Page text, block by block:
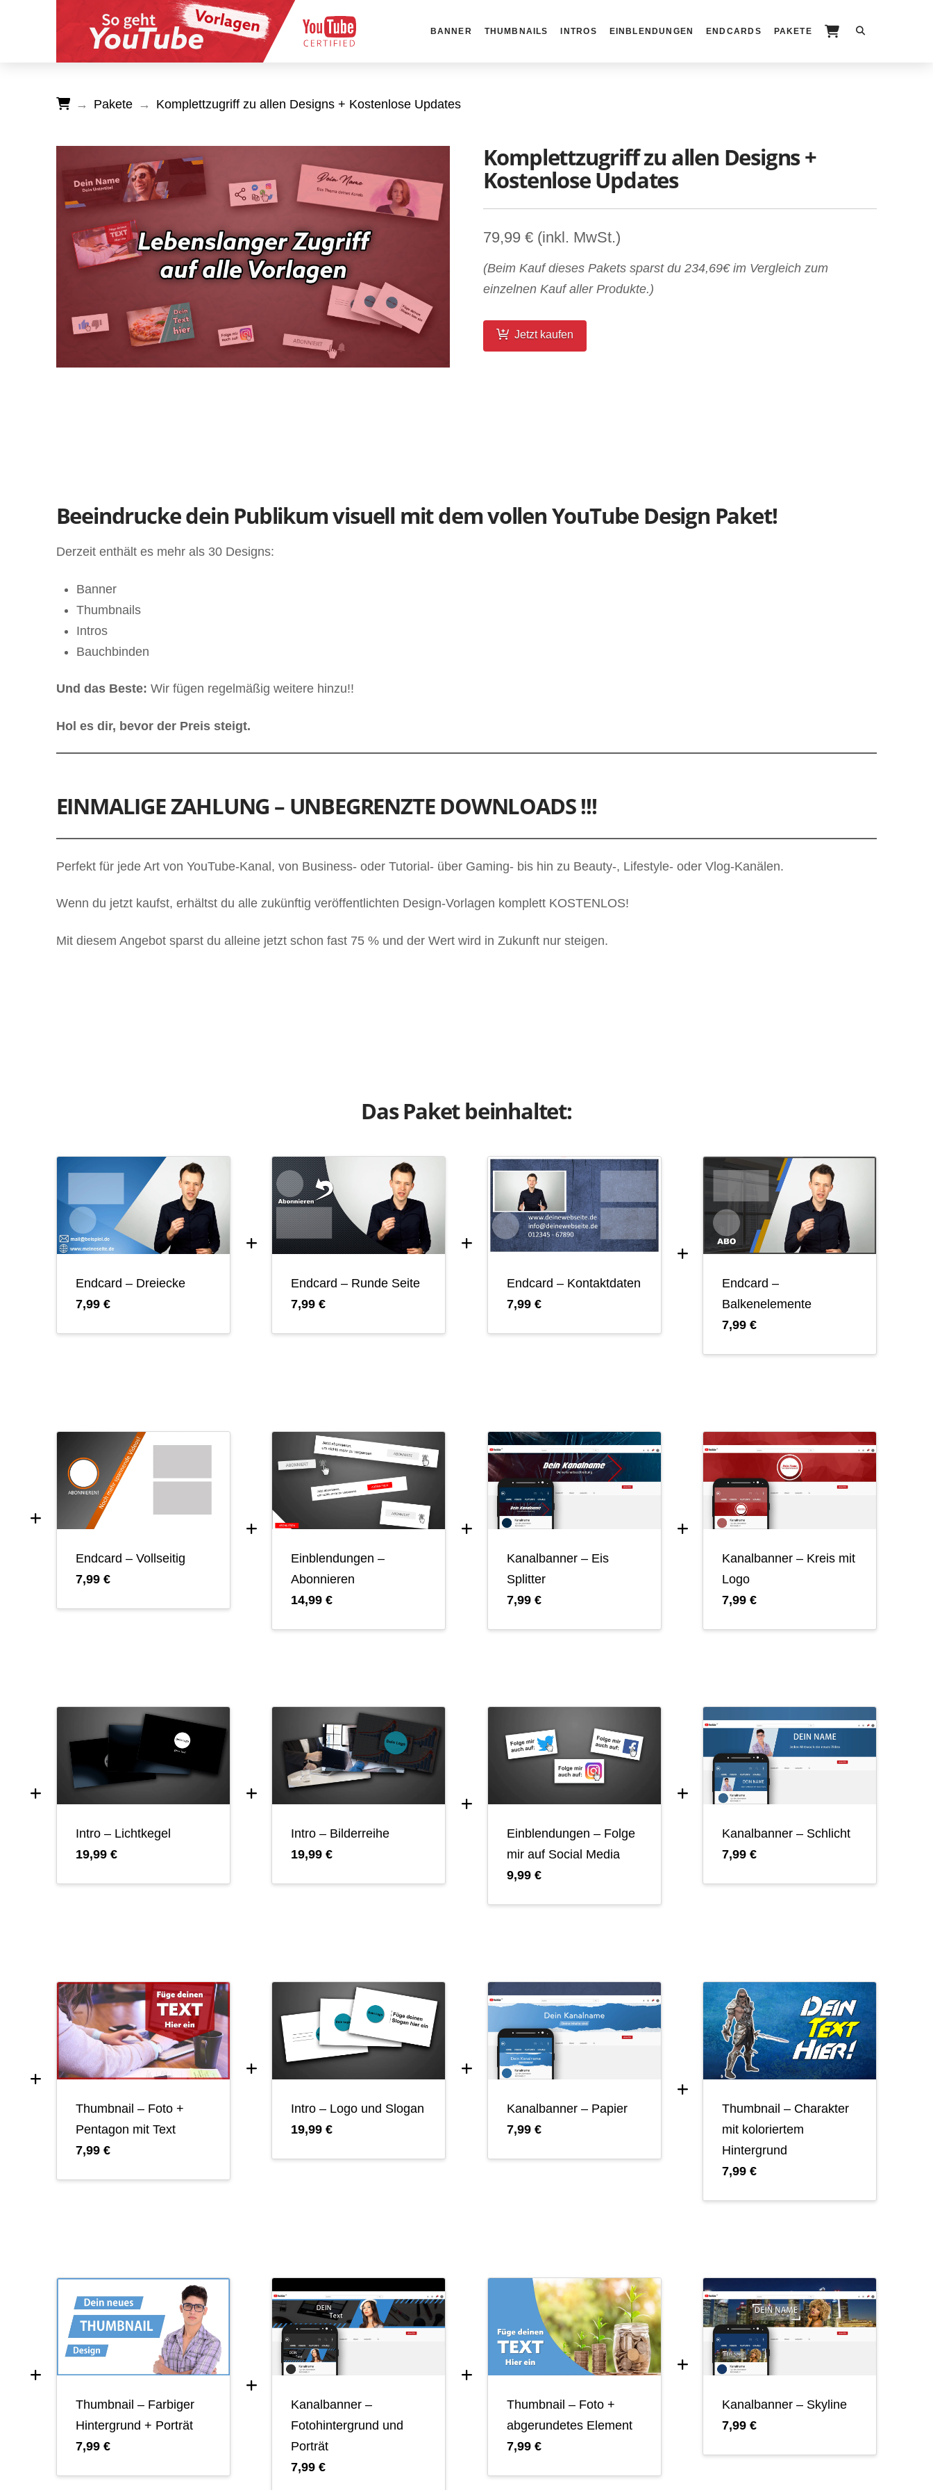
BANNER THUMBNAILS INTROS EINBLENDUNGEN ENDCARDS PAKETE
→ Pakete → Komplettzugriff zu allen Designs + Kostenlose Updates
Komplettzugriff zu allen Designs +
Kostenlose Updates
79,99 € (inkl. MwSt.)
(Beim Kauf dieses Pakets sparst du 234,69€ im Vergleich zum
einzelnen Kauf aller Produkte.)
Jetzt kaufen
Beeindrucke dein Publikum visuell mit dem vollen YouTube Design Paket!
Derzeit enthält es mehr als 30 Designs:
Banner
Thumbnails
Intros
Bauchbinden
Und das Beste: Wir fügen regelmäßig weitere hinzu!!
Hol es dir, bevor der Preis steigt.
EINMALIGE ZAHLUNG – UNBEGRENZTE DOWNLOADS !!!
Perfekt für jede Art von YouTube-Kanal, von Business- oder Tutorial- über Gaming- bis hin zu Beauty-, Lifestyle- oder Vlog-Kanälen.
Wenn du jetzt kaufst, erhältst du alle zukünftig veröffentlichten Design-Vorlagen komplett KOSTENLOS!
Mit diesem Angebot sparst du alleine jetzt schon fast 75 % und der Wert wird in Zukunft nur steigen.
Das Paket beinhaltet:
Endcard – Dreiecke
7,99 €
Endcard – Runde Seite
7,99 €
Endcard – Kontaktdaten
7,99 €
Endcard –
Balkenelemente
7,99 €
Endcard – Vollseitig
7,99 €
Einblendungen –
Abonnieren
14,99 €
Kanalbanner – Eis
Splitter
7,99 €
Kanalbanner – Kreis mit
Logo
7,99 €
Intro – Lichtkegel
19,99 €
Intro – Bilderreihe
19,99 €
Einblendungen – Folge
mir auf Social Media
9,99 €
Kanalbanner – Schlicht
7,99 €
Thumbnail – Foto +
Pentagon mit Text
7,99 €
Intro – Logo und Slogan
19,99 €
Kanalbanner – Papier
7,99 €
Thumbnail – Charakter
mit koloriertem
Hintergrund
7,99 €
Thumbnail – Farbiger
Hintergrund + Porträt
7,99 €
Kanalbanner –
Fotohintergrund und
Porträt
7,99 €
Thumbnail – Foto +
abgerundetes Element
7,99 €
Kanalbanner – Skyline
7,99 €